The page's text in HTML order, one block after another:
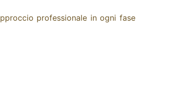
professionale in ogni fase